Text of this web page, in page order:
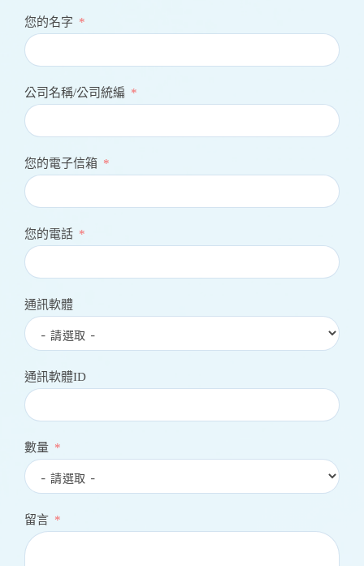
您的名字
公司名稱/公司統編
您的電子信箱
您的電話
通訊軟體
通訊軟體ID
數量
留言